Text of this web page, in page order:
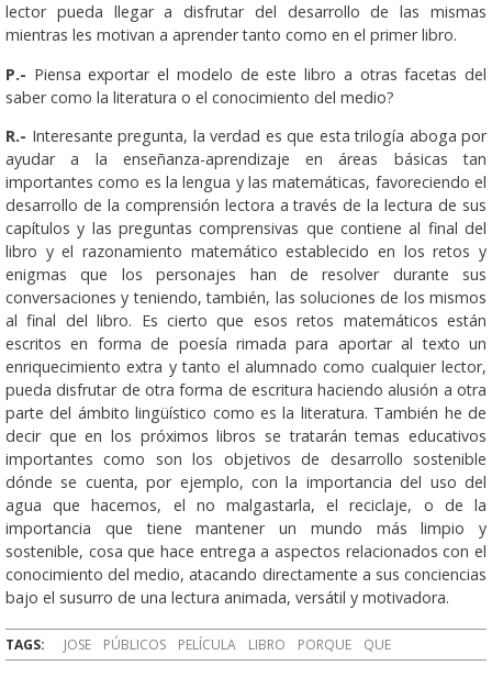
lector pueda llegar a disfrutar del desarrollo de las mismas
mientras les motivan a aprender tanto como en el primer libro.
P.- Piensa exportar el modelo de este libro a otras facetas del
saber como la literatura o el conocimiento del medio?
R.- Interesante pregunta, la verdad es que esta trilogía aboga por
ayudar a la enseñanza-aprendizaje en áreas básicas tan
importantes como es la lengua y las matemáticas, favoreciendo el
desarrollo de la comprensión lectora a través de la lectura de sus
capítulos y las preguntas comprensivas que contiene al final del
libro y el razonamiento matemático establecido en los retos y
enigmas que los personajes han de resolver durante sus
conversaciones y teniendo, también, las soluciones de los mismos
al final del libro. Es cierto que esos retos matemáticos están
escritos en forma de poesía rimada para aportar al texto un
enriquecimiento extra y tanto el alumnado como cualquier lector,
pueda disfrutar de otra forma de escritura haciendo alusión a otra
parte del ámbito lingüístico como es la literatura. También he de
decir que en los próximos libros se tratarán temas educativos
importantes como son los objetivos de desarrollo sostenible
dónde se cuenta, por ejemplo, con la importancia del uso del
agua que hacemos, el no malgastarla, el reciclaje, o de la
importancia que tiene mantener un mundo más limpio y
sostenible, cosa que hace entrega a aspectos relacionados con el
conocimiento del medio, atacando directamente a sus conciencias
bajo el susurro de una lectura animada, versátil y motivadora.
TAGS: JOSE PÚBLICOS PELÍCULA LIBRO PORQUE QUE